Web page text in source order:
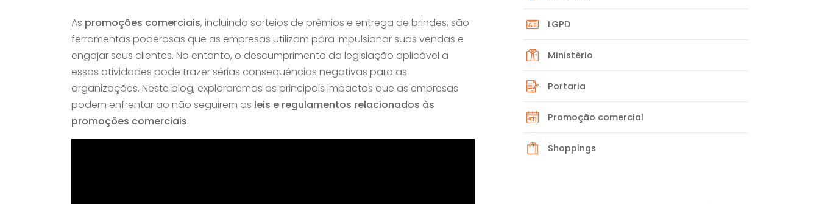
As promoções comerciais, incluindo sorteios de prêmios e entrega de brindes, são
ferramentas poderosas que as empresas utilizam para impulsionar suas vendas e
engajar seus clientes. No entanto, o descumprimento da legislação aplicável a
essas atividades pode trazer sérias consequências negativas para as
organizações. Neste blog, exploraremos os principais impactos que as empresas
podem enfrentar ao não seguirem as leis e regulamentos relacionados às
promoções comerciais.
LGPD
Ministério
Portaria
Promoção comercial
Shoppings